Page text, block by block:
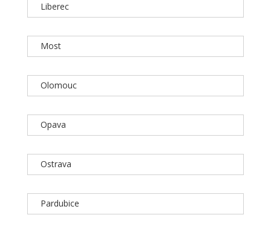
Liberec
Most
Olomouc
Opava
Ostrava
Pardubice